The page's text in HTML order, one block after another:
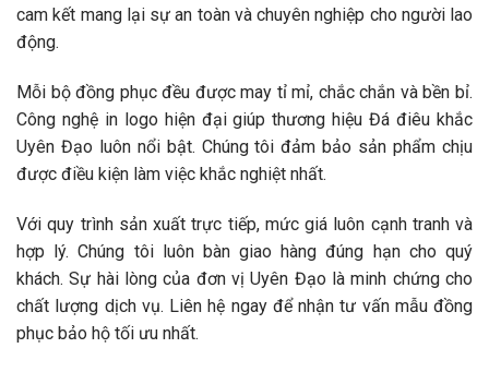
cam kết mang lại sự an toàn và chuyên nghiệp cho người lao
động.
Mỗi bộ đồng phục đều được may tỉ mỉ, chắc chắn và bền bỉ.
Công nghệ in logo hiện đại giúp thương hiệu Đá điêu khắc
Uyên Đạo luôn nổi bật. Chúng tôi đảm bảo sản phẩm chịu
được điều kiện làm việc khắc nghiệt nhất.
Với quy trình sản xuất trực tiếp, mức giá luôn cạnh tranh và
hợp lý. Chúng tôi luôn bàn giao hàng đúng hạn cho quý
khách. Sự hài lòng của đơn vị Uyên Đạo là minh chứng cho
chất lượng dịch vụ. Liên hệ ngay để nhận tư vấn mẫu đồng
phục bảo hộ tối ưu nhất.